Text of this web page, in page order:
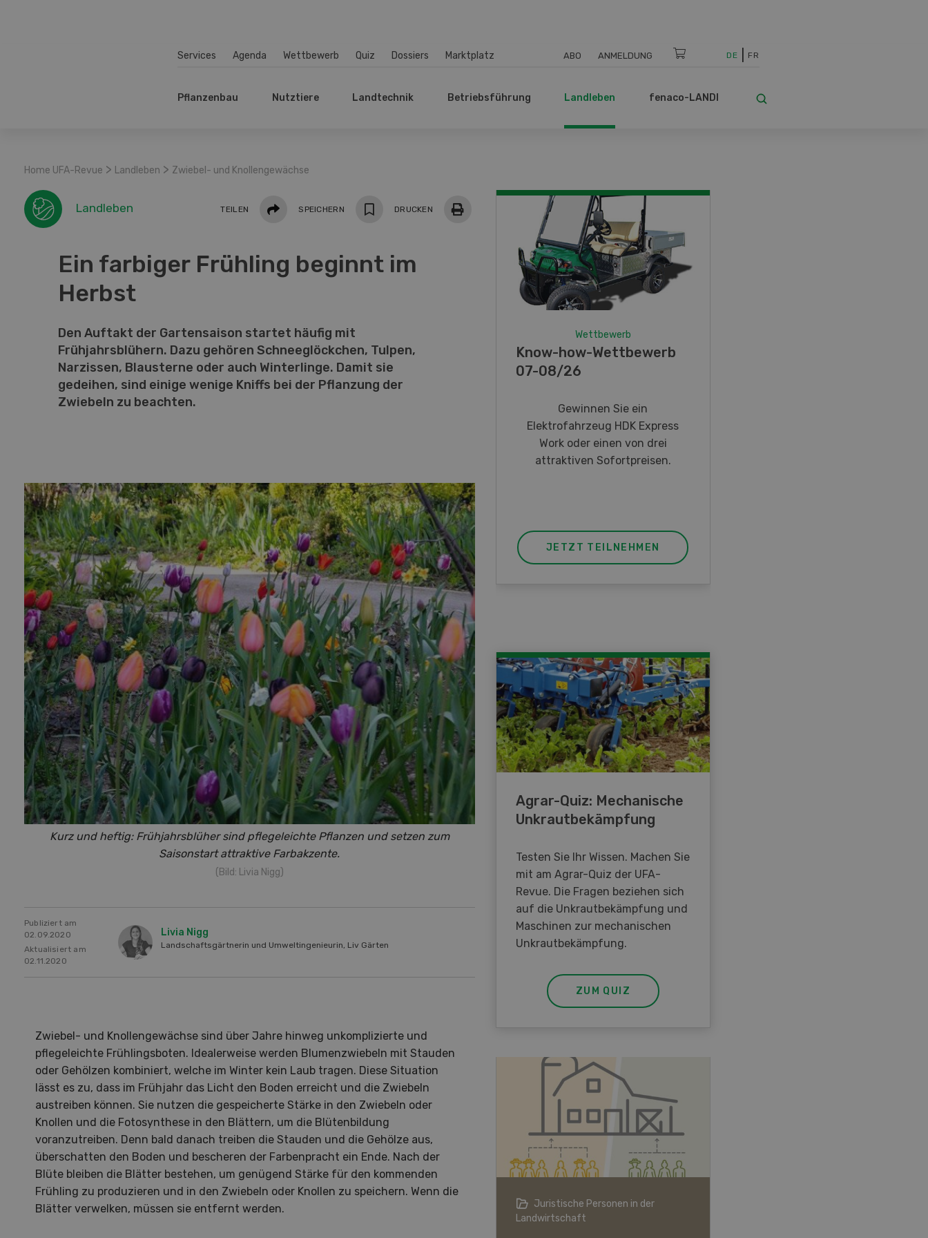
Services Agenda Wettbewerb Quiz Dossiers Marktplatz ABO ANMELDUNG DE FR
Pflanzenbau Nutztiere Landtechnik Betriebsführung Landleben fenaco-LANDI
Home UFA-Revue > Landleben > Zwiebel- und Knollengewächse
Landleben TEILEN Teilen SPEICHERN DRUCKEN
Ein farbiger Frühling beginnt im
Herbst
Den Auftakt der Gartensaison startet häufig mit
Frühjahrsblühern. Dazu gehören Schneeglöckchen, Tulpen,
Narzissen, Blausterne oder auch Winterlinge. Damit sie
gedeihen, sind einige wenige Kniffs bei der Pflanzung der
Zwiebeln zu beachten.
Kurz und heftig: Frühjahrsblüher sind pflegeleichte Pflanzen und setzen zum
Saisonstart attraktive Farbakzente.
(Bild: Livia Nigg)
Publiziert am
02.09.2020
Aktualisiert am
02.11.2020
Livia Nigg
Landschaftsgärtnerin und Umweltingenieurin, Liv Gärten
Zwiebel- und Knollengewächse sind über Jahre hinweg unkomplizierte und
pflegeleichte Frühlingsboten. Idealerweise werden Blumenzwiebeln mit Stauden
oder Gehölzen kombiniert, welche im Winter kein Laub tragen. Diese Situation
lässt es zu, dass im Frühjahr das Licht den Boden erreicht und die Zwiebeln
austreiben können. Sie nutzen die gespeicherte Stärke in den Zwiebeln oder
Knollen und die Fotosynthese in den Blättern, um die Blütenbildung
voranzutreiben. Denn bald danach treiben die Stauden und die Gehölze aus,
überschatten den Boden und bescheren der Farbenpracht ein Ende. Nach der
Blüte bleiben die Blätter bestehen, um genügend Stärke für den kommenden
Frühling zu produzieren und in den Zwiebeln oder Knollen zu speichern. Wenn die
Blätter verwelken, müssen sie entfernt werden.
Wettbewerb
Know-how-Wettbewerb
07-08/26
Gewinnen Sie ein
Elektrofahrzeug HDK Express
Work oder einen von drei
attraktiven Sofortpreisen.
JETZT TEILNEHMEN
Agrar-Quiz: Mechanische
Unkrautbekämpfung
Testen Sie Ihr Wissen. Machen Sie
mit am Agrar-Quiz der UFA-
Revue. Die Fragen beziehen sich
auf die Unkrautbekämpfung und
Maschinen zur mechanischen
Unkrautbekämpfung.
ZUM QUIZ
Hof in neuer Hand
Juristische Personen in der
Landwirtschaft